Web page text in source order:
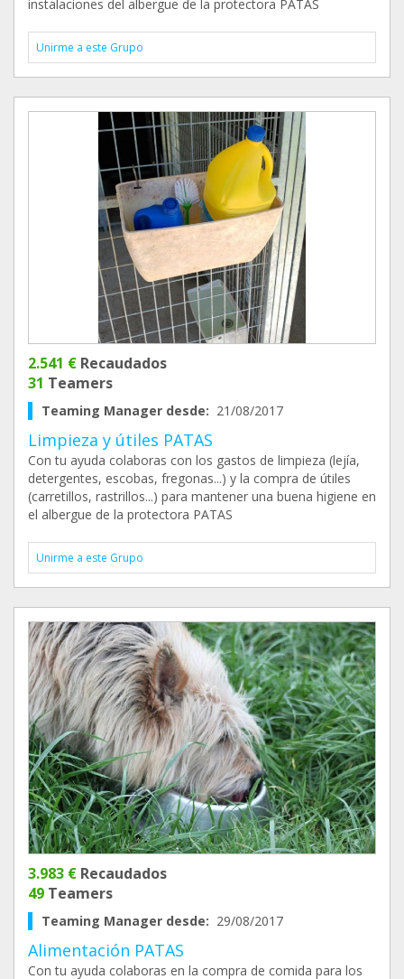
instalaciones del albergue de la protectora PATAS
Unirme a este Grupo
2.541 € Recaudados
31 Teamers
Teaming Manager desde: 21/08/2017
Limpieza y útiles PATAS
Con tu ayuda colaboras con los gastos de limpieza (lejía,
detergentes, escobas, fregonas...) y la compra de útiles
(carretillos, rastrillos...) para mantener una buena higiene en
el albergue de la protectora PATAS
Unirme a este Grupo
3.983 € Recaudados
49 Teamers
Teaming Manager desde: 29/08/2017
Alimentación PATAS
Con tu ayuda colaboras en la compra de comida para los